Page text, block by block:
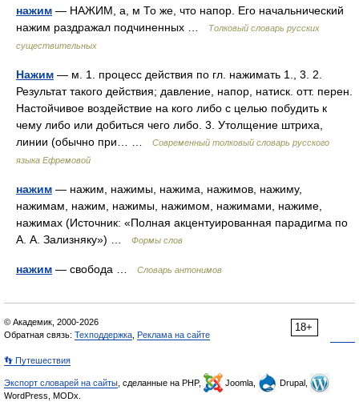
нажим — НАЖИМ, а, м То же, что напор. Его начальнический
нажим раздражал подчиненных …
Толковый словарь русских
существительных
Нажим — м. 1. процесс действия по гл. нажимать 1., 3. 2.
Результат такого действия; давление, напор, натиск. отт. перен.
Настойчивое воздействие на кого либо с целью побудить к
чему либо или добиться чего либо. 3. Утолщение штриха,
линии (обычно при… …
Современный толковый словарь русского
языка Ефремовой
нажим — нажим, нажимы, нажима, нажимов, нажиму,
нажимам, нажим, нажимы, нажимом, нажимами, нажиме,
нажимах (Источник: «Полная акцентуированная парадигма по
А. А. Зализняку») …
Формы слов
нажим — свобода … Словарь антонимов
18+
© Академик, 2000-2026
Обратная связь: Техподдержка Реклама на сайте
👣 Путешествия
Экспорт словарей на сайты , сделанные на PHP, Joomla,
Drupal,
WordPress, MODx.